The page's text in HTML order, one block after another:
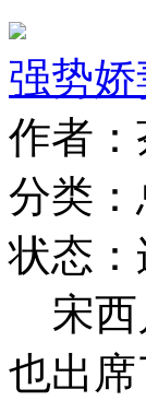
强势
作者
分类：
状态：
宋西
也出